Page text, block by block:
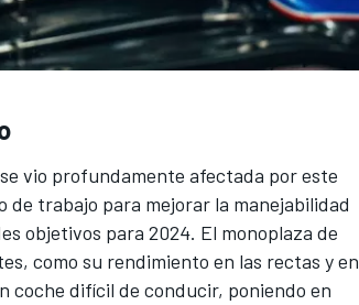
vio profundamente afectada por este
de trabajo para mejorar la manejabilidad
objetivos para 2024. El monoplaza de
como su rendimiento en las rectas y en
coche difícil de conducir, poniendo en